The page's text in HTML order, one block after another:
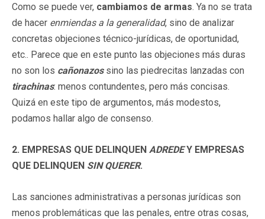
Como se puede ver, cambiamos de armas. Ya no se trata
de hacer enmiendas a la generalidad, sino de analizar
concretas objeciones técnico-jurídicas, de oportunidad,
etc.. Parece que en este punto las objeciones más duras
no son los cañonazos sino las piedrecitas lanzadas con
tirachinas: menos contundentes, pero más concisas.
Quizá en este tipo de argumentos, más modestos,
podamos hallar algo de consenso.
2. EMPRESAS QUE DELINQUEN ADREDEY EMPRESAS
QUE DELINQUEN SIN QUERER.
Las sanciones administrativas a personas jurídicas son
menos problemáticas que las penales, entre otras cosas,